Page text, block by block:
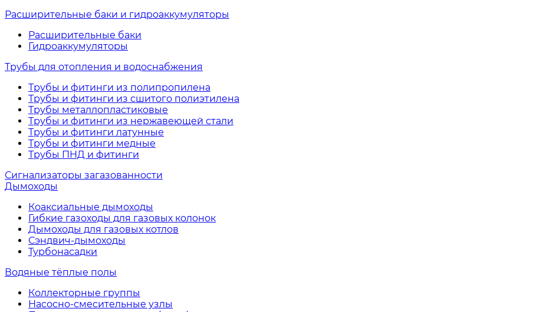
Расширительные баки и гидроаккумуляторы
Расширительные баки
Гидроаккумуляторы
Трубы для отопления и водоснабжения
Трубы и фитинги из полипропилена
Трубы и фитинги из сшитого полиэтилена
Трубы металлопластиковые
Трубы и фитинги из нержавеющей стали
Трубы и фитинги латунные
Трубы и фитинги медные
Трубы ПНД и фитинги
Сигнализаторы загазованности
Дымоходы
Коаксиальные дымоходы
Гибкие газоходы для газовых колонок
Дымоходы для газовых котлов
Сэндвич-дымоходы
Турбонасадки
Водяные тёплые полы
Коллекторные группы
Насосно-смесительные узлы